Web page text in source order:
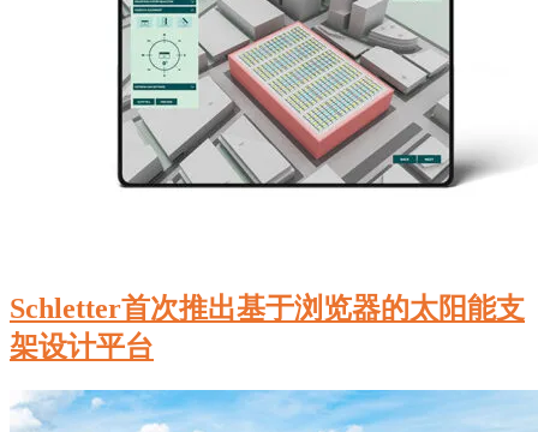
Schletter首次推出基于浏览器的太阳能支
架设计平台